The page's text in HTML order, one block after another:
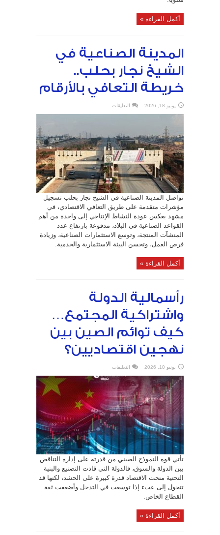
أكمل القراءة »
المدينة الصناعية في
الشيخ نجار بحلب..
خريطة التعافي بالأرقام
يونيو 18, 2026 التعليقات
الصناعية
بحلب..
خريطة
التعافي
بالأرقام
مغلقة
تواصل المدينة الصناعية في الشيخ نجار بحلب تسجيل
مؤشرات متقدمة على طريق التعافي الاقتصادي، في
مشهد يعكس عودة النشاط الإنتاجي إلى واحدة من أهم
القواعد الصناعية في البلاد، مدفوعة بارتفاع عدد
المنشآت المنتجة، وتوسع الاستثمارات الصناعية، وزيادة
فرص العمل، وتحسن البيئة الاستثمارية والخدمية.
أكمل القراءة »
رأسمالية الدولة
واشتراكية المجتمع…
كيف توائم الصين بين
نهجين اقتصاديين؟
يونيو 10, 2026 التعليقات
الدولة
واشتراكية
كيف
توائم
الصين
بين
نهجين
اقتصاديين؟
مغلقة
تأتي قوة النموذج الصيني من قدرته على إدارة التناقض
بين الدولة والسوق، فالدولة التي قادت التصنيع والبنية
التحتية منحت الاقتصاد قدرة كبيرة على الحشد، لكنها قد
تتحول إلى عبء إذا توسعت في التدخل وأضعفت ثقة
القطاع الخاص.
أكمل القراءة »